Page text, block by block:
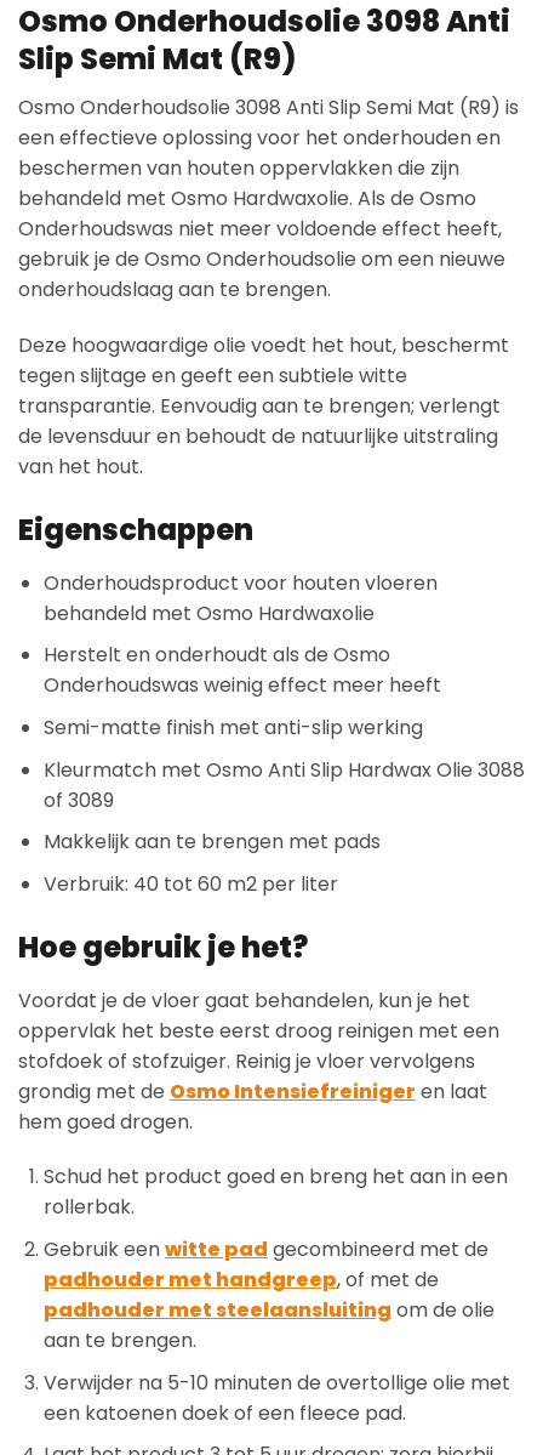
Osmo Onderhoudsolie 3098 Anti
Slip Semi Mat (R9)
Osmo Onderhoudsolie 3098 Anti Slip Semi Mat (R9) is
een effectieve oplossing voor het onderhouden en
beschermen van houten oppervlakken die zijn
behandeld met Osmo Hardwaxolie. Als de Osmo
Onderhoudswas niet meer voldoende effect heeft,
gebruik je de Osmo Onderhoudsolie om een nieuwe
onderhoudslaag aan te brengen.
Deze hoogwaardige olie voedt het hout, beschermt
tegen slijtage en geeft een subtiele witte
transparantie. Eenvoudig aan te brengen; verlengt
de levensduur en behoudt de natuurlijke uitstraling
van het hout.
Eigenschappen
Onderhoudsproduct voor houten vloeren
behandeld met Osmo Hardwaxolie
Herstelt en onderhoudt als de Osmo
Onderhoudswas weinig effect meer heeft
Semi-matte finish met anti-slip werking
Kleurmatch met Osmo Anti Slip Hardwax Olie 3088
of 3089
Makkelijk aan te brengen met pads
Verbruik: 40 tot 60 m2 per liter
Hoe gebruik je het?
Voordat je de vloer gaat behandelen, kun je het
oppervlak het beste eerst droog reinigen met een
stofdoek of stofzuiger. Reinig je vloer vervolgens
grondig met de Osmo Intensiefreiniger en laat
hem goed drogen.
Schud het product goed en breng het aan in een
rollerbak.
Gebruik eenwitte pad gecombineerd met de
padhouder met handgreep, of met de
padhouder met steelaansluiting om de olie
aan te brengen.
Verwijder na 5-10 minuten de overtollige olie met
een katoenen doek of een fleece pad.